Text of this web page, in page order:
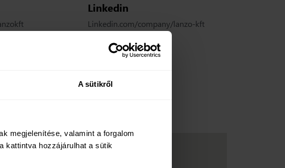
A sütikről
megjelenítése, valamint a forgalom
kattintva hozzájárulhat a sütik
Linkedin
Linkedin.com/company/lanzo-kft